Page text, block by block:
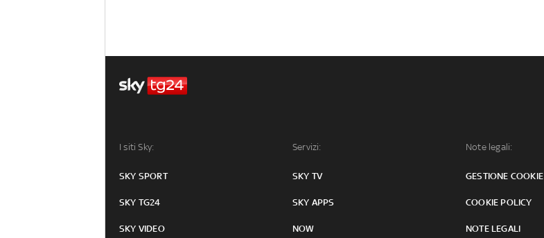
I siti Sky:
SKY SPORT
SKY TG24
SKY VIDEO
Servizi:
SKY TV
SKY APPS
NOW
Note legali:
GESTIONE COOKIE
COOKIE POLICY
NOTE LEGALI